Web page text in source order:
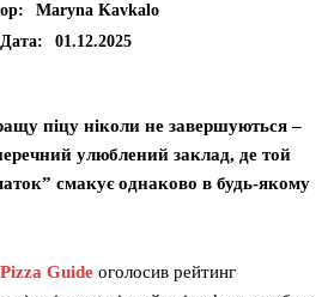
Maryna Kavkalo
Дата:
01.12.2025
піцу ніколи не завершуються –
улюблений заклад, де той
смакує однаково в будь-якому
Guide оголосив рейтинг